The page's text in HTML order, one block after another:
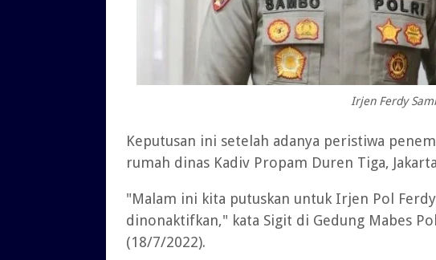
Irjen Ferdy
Keputusan ini setelah adanya peristiwa
rumah dinas Kadiv Propam Duren Tiga,
"Malam ini kita putuskan untuk Irjen Pol
dinonaktifkan," kata Sigit di Gedung Mabes
(18/7/2022).